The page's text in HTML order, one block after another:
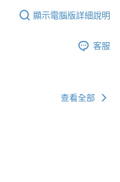
顯示電腦版詳細說明
客服
查看全部